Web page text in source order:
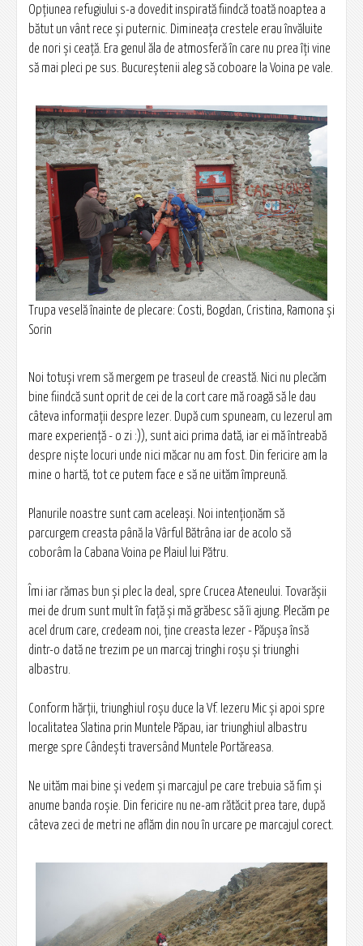
Opţiunea refugiului s-a dovedit inspirată fiindcă toată noaptea a
bătut un vânt rece şi puternic. Dimineaţa crestele erau învăluite
de nori şi ceaţă. Era genul ăla de atmosferă în care nu prea îţi vine
să mai pleci pe sus. Bucureştenii aleg să coboare la Voina pe vale.
Trupa veselă înainte de plecare: Costi, Bogdan, Cristina, Ramona şi
Sorin
Noi totuşi vrem să mergem pe traseul de creastă. Nici nu plecăm
bine fiindcă sunt oprit de cei de la cort care mă roagă să le dau
câteva informaţii despre Iezer. După cum spuneam, cu Iezerul am
mare experienţă - o zi :)), sunt aici prima dată, iar ei mă întreabă
despre nişte locuri unde nici măcar nu am fost. Din fericire am la
mine o hartă, tot ce putem face e să ne uităm împreună.
Planurile noastre sunt cam aceleaşi. Noi intenţionăm să
parcurgem creasta până la Vârful Bătrâna iar de acolo să
coborâm la Cabana Voina pe Plaiul lui Pătru.
Îmi iar rămas bun şi plec la deal, spre Crucea Ateneului. Tovarăşii
mei de drum sunt mult în faţă şi mă grăbesc să îi ajung. Plecăm pe
acel drum care, credeam noi, ține creasta Iezer - Păpuşa însă
dintr-o dată ne trezim pe un marcaj tringhi roşu şi triunghi
albastru.
Conform hărţii, triunghiul roşu duce la Vf. Iezeru Mic şi apoi spre
localitatea Slatina prin Muntele Păpau, iar triunghiul albastru
merge spre Cândeşti traversând Muntele Portăreasa.
Ne uităm mai bine şi vedem şi marcajul pe care trebuia să fim şi
anume banda roşie. Din fericire nu ne-am rătăcit prea tare, după
câteva zeci de metri ne aflăm din nou în urcare pe marcajul corect.